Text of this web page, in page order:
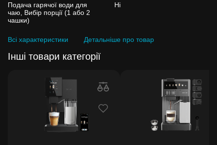
Подача гарячої води для
чаю, Вибір порції (1 або 2
чашки)
Ні
Всі характеристики Детальніше про товар
Інші товари категорії